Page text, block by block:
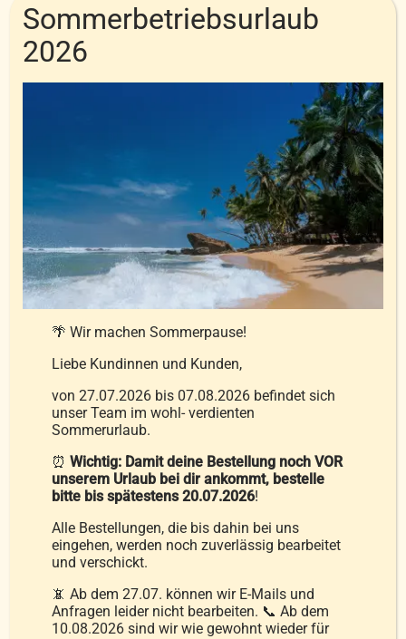
Kassettenstegdecke Wash Fit
mega-warm
Versandkosten
Dieses
Produkt
mehrere
auf.
Die
Optionen
auf
der
Produktseite
gewählt
werden
Details
Daunendecke Waterkant
139,00€–239,00
Sommerbetriebsurlaub
2026
🌴 Wir machen Sommerpause!
Liebe Kundinnen und Kunden,
von 27.07.2026 bis 07.08.2026 befindet sich
unser Team im wohl- verdienten
Sommerurlaub.
⏰ Wichtig: Damit deine Bestellung noch VOR
unserem Urlaub bei dir ankommt, bestelle
bitte bis spätestens 20.07.2026!
Alle Bestellungen, die bis dahin bei uns
eingehen, werden noch zuverlässig bearbeitet
und verschickt.
📵 Ab dem 27.07. können wir E-Mails und
Anfragen leider nicht bearbeiten. 📞 Ab dem
10.08.2026 sind wir wie gewohnt wieder für